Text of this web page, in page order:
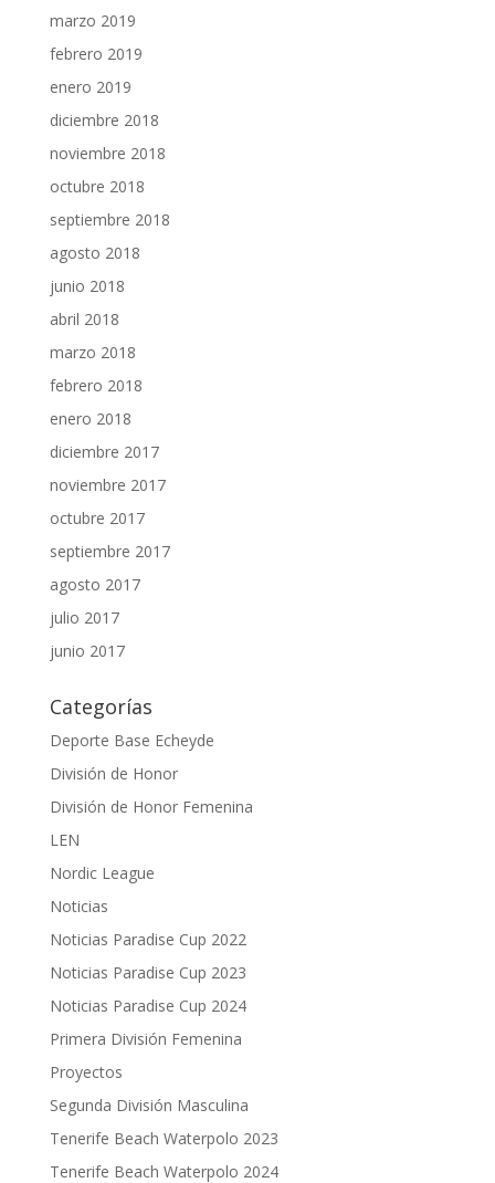
marzo 2019
febrero 2019
enero 2019
diciembre 2018
noviembre 2018
octubre 2018
septiembre 2018
agosto 2018
junio 2018
abril 2018
marzo 2018
febrero 2018
enero 2018
diciembre 2017
noviembre 2017
octubre 2017
septiembre 2017
agosto 2017
julio 2017
junio 2017
Categorías
Deporte Base Echeyde
División de Honor
División de Honor Femenina
LEN
Nordic League
Noticias
Noticias Paradise Cup 2022
Noticias Paradise Cup 2023
Noticias Paradise Cup 2024
Primera División Femenina
Proyectos
Segunda División Masculina
Tenerife Beach Waterpolo 2023
Tenerife Beach Waterpolo 2024